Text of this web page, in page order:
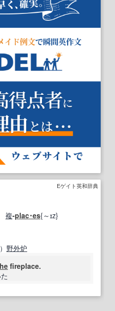
Eゲイト英和辞典
複-plac･es{～ɪz}
） 野外炉
fireplace.